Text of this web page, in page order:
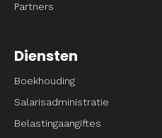
Partners
Diensten
Boekhouding
Salarisadministratie
Belastingaangiftes